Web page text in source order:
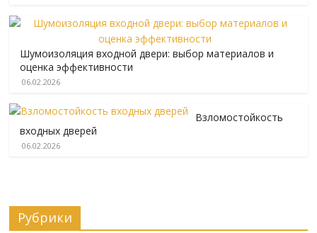
Шумоизоляция входной двери: выбор материалов и
оценка эффективности
06.02.2026
Взломостойкость
входных дверей
06.02.2026
Рубрики